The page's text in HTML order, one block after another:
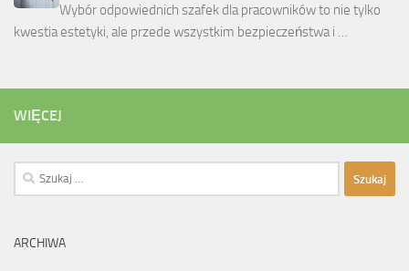
Wybór odpowiednich szafek dla pracowników to nie tylko
kwestia estetyki, ale przede wszystkim bezpieczeństwa i …
WIĘCEJ
Szukaj:
ARCHIWA